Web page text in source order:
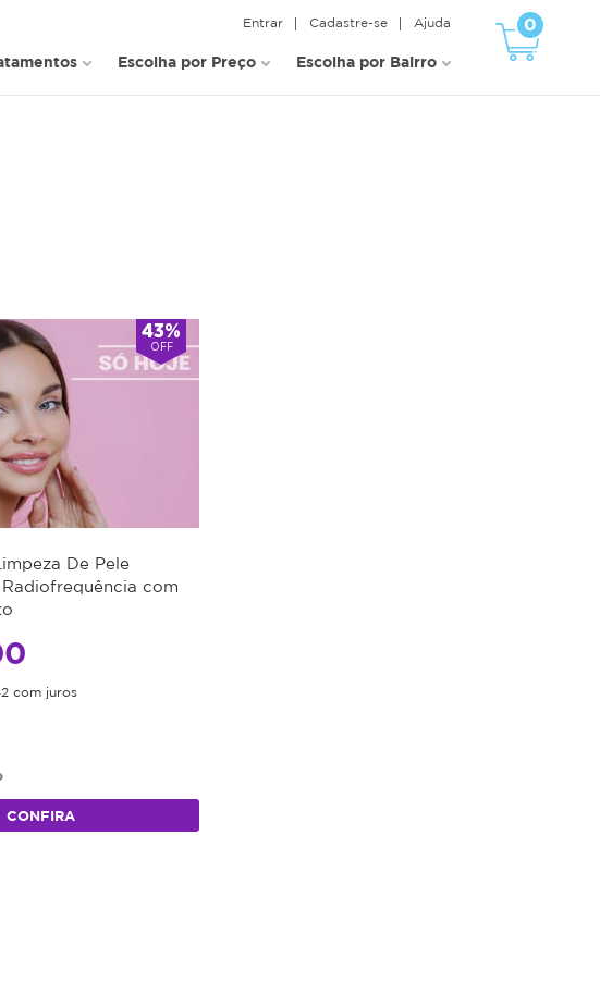
0
Entrar Cadastre-se Ajuda
Escolha por Preço Escolha por Bairro
43%
OFF
De Pele
com
com juros
CONFIRA